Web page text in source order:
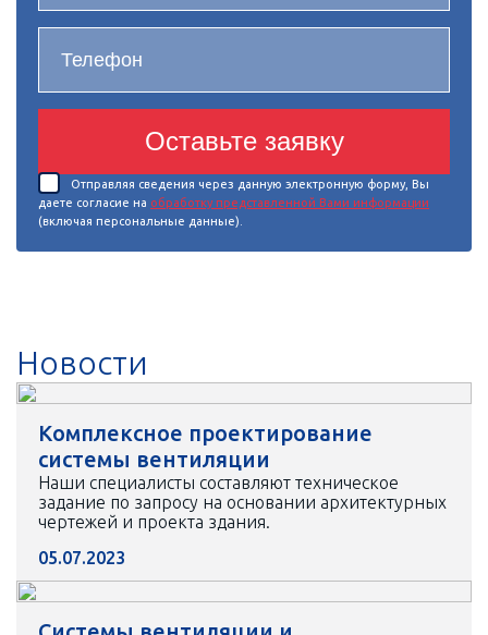
Оставьте заявку
Отправляя сведения через данную электронную форму, Вы
даете согласие на обработку представленной Вами информации
(включая персональные данные).
Новости
Комплексное проектирование
системы вентиляции
Наши специалисты составляют техническое
задание по запросу на основании архитектурных
чертежей и проекта здания.
05.07.2023